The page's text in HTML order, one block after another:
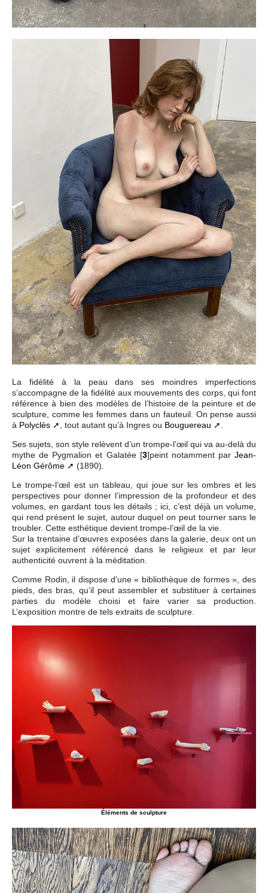
La fidélité à la peau dans ses moindres imperfections
s’accompagne de la fidélité aux mouvements des corps, qui font
référence à bien des modèles de l’histoire de la peinture et de
sculpture, comme les femmes dans un fauteuil. On pense aussi
à Polyclès , tout autant qu’à Ingres ou Bouguereau
Ses sujets, son style relèvent d’un trompe-l’œil qui va au-delà du
mythe de Pygmalion et Galatée[3]peint notamment par Jean-
Léon Gérôme
(1890).
Le trompe-l’œil est un tableau, qui joue sur les ombres et les
perspectives pour donner l’impression de la profondeur et des
volumes, en gardant tous les détails ; ici, c’est déjà un volume,
qui rend présent le sujet, autour duquel on peut tourner sans le
troubler. Cette esthétique devient trompe-l’œil de la vie.
Sur la trentaine d’œuvres exposées dans la galerie, deux ont un
sujet explicitement référencé dans le religieux et par leur
authenticité ouvrent à la méditation.
Comme Rodin, il dispose d’une « bibliothèque de formes », des
pieds, des bras, qu’il peut assembler et substituer à certaines
parties du modèle choisi et faire varier sa production.
L’exposition montre de tels extraits de sculpture.
Éléments de sculpture